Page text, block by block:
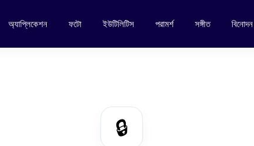
অ্যাপ্লিকেশন ফটো ইউটিলিটিস পরামর্শ সঙ্গীত বিনোদন
🔒